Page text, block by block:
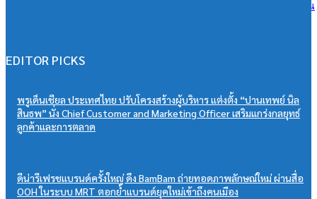
วิริยะประกันภัย หนุนเยาวชนสู่เวทีวิชาการประกันภัย มอบทุนสนับสนุน
EDITOR PICKS
พรูเด็นเชียล ประเทศไทย ปรับโครงสร้างผู้บริหาร แต่งตั้ง “ปานเทพย์ นิล
สินธพ” นั่ง Chief Customer and Marketing Officer เสริมแกร่งกลยุทธ์
ลูกค้าและการตลาด
ดีน่ารีเฟรชแบรนด์ครั้งใหญ่ ดึง BamBam ถ่ายทอดภาพลักษณ์ใหม่ ผ่านสื่อ
OOH ในระบบ MRT ตอกย้ำแบรนด์ยุคใหม่เข้าถึงคนเมือง